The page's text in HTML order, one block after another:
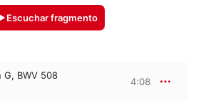
Escuchar fragmento
G, BWV 508
4:08